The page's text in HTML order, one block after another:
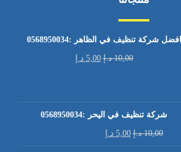
افضل شركة تنظيف في الظاهر :0568950034
10,00 د.إ 5,00 د.إ
شركة تنظيف في اليحر :0568950034
10,00 د.إ 5,00 د.إ